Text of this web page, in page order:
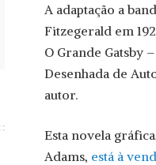
A adaptação a
Fitzegerald em
O Grande Gatsby
Desenhada de
autor.
Esta novela
Adams, está à